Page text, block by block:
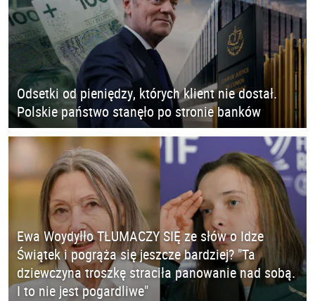
Odsetki od pieniędzy, których klient nie dostał.
Polskie państwo stanęło po stronie banków
Ewa Woydyłło TŁUMACZY SIĘ ze słów o Idze
Świątek i pogrąża się jeszcze bardziej? "Ta
dziewczyna troszkę straciła panowanie nad sobą.
I to nie jest pogardliwe"